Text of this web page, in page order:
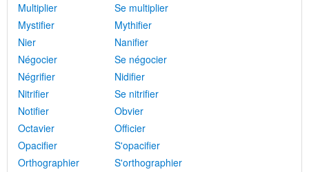
Multiplier
Se multiplier
Mystifier
Mythifier
Nier
Nanifier
Négocier
Se négocier
Négrifier
Nidifier
Nitrifier
Se nitrifier
Notifier
Obvier
Octavier
Officier
Opacifier
S'opacifier
Orthographier
S'orthographier